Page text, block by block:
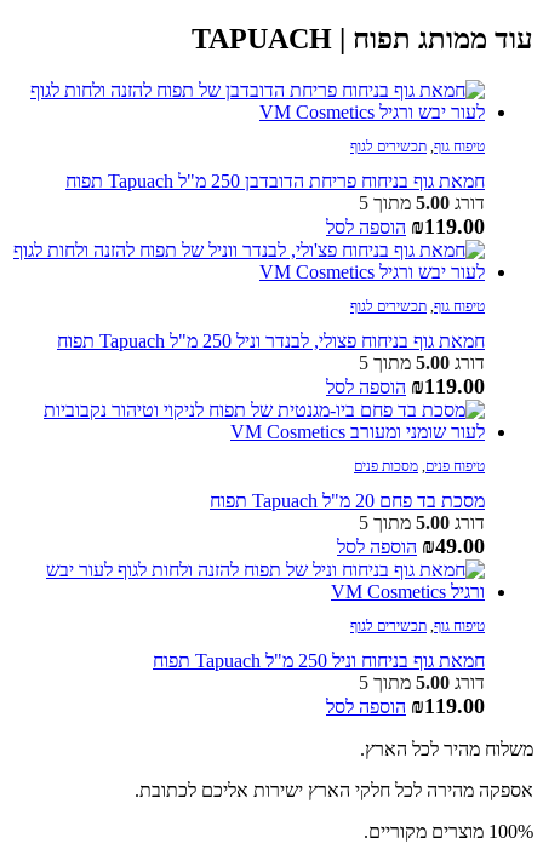
עוד ממותג תפוח | TAPUACH
טיפוח גוף, תכשירים לגוף
חמאת גוף בניחוח פריחת הדובדבן 250 מ"ל Tapuach תפוח
דורג 5.00 מתוך 5
₪119.00 הוספה לסל
טיפוח גוף, תכשירים לגוף
חמאת גוף בניחוח פצולי, לבנדר וניל 250 מ"ל Tapuach תפוח
דורג 5.00 מתוך 5
₪119.00 הוספה לסל
טיפוח פנים, מסכות פנים
מסכת בד פחם 20 מ"ל Tapuach תפוח
דורג 5.00 מתוך 5
₪49.00 הוספה לסל
טיפוח גוף, תכשירים לגוף
חמאת גוף בניחוח וניל 250 מ"ל Tapuach תפוח
דורג 5.00 מתוך 5
₪119.00 הוספה לסל
משלוח מהיר לכל הארץ.
אספקה מהירה לכל חלקי הארץ ישירות אליכם לכתובת.
100% מוצרים מקוריים.